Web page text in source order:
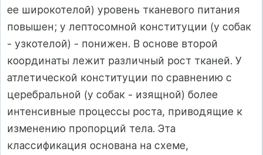
ее широкотелой) уровень тканевого питания
повышен; у лептосомной конституции (у собак
- узкотелой) - понижен. В основе второй
координаты лежит различный рост тканей. У
атлетической конституции по сравнению с
церебральной (у собак - изящной) более
интенсивные процессы роста, приводящие к
изменению пропорций тела. Эта
классификация основана на схеме,